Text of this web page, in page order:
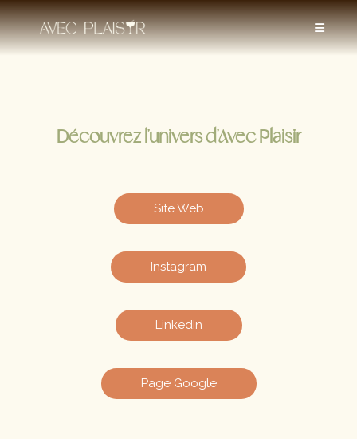
Découvrez l'univers d'Avec Plaisir
Site Web
Instagram
LinkedIn
Page Google